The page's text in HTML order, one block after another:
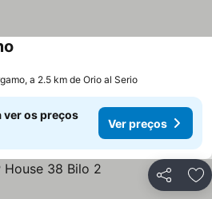
a 2.5 km de Orio al Serio
ver os preços
Ver preços
Partilhar